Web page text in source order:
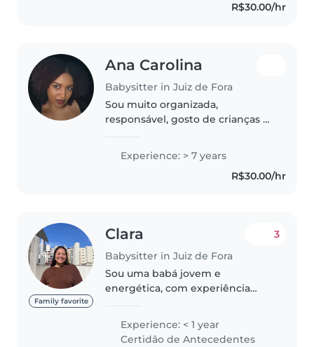
R$30.00/hr
Ana Carolina
Babysitter in Juiz de Fora
Sou muito organizada,
responsável, gosto de crianças e
contato com eles. Trabalho de
babá há anos e gosto disso. Sou
bem tranquila, e adaptável.
Experience: > 7 years
R$30.00/hr
Family favorite
Clara
Babysitter in Juiz de Fora
3
Sou uma babá jovem e
energética, com experiência
idades, incluindo bebês, crianças
pequenas, pré-escolares e
Experience: < 1 year
Certidão de Antecedentes